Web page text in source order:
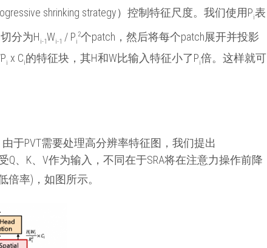
shrinking strategy）控制特征尺度。我们使用Pi表
分为H i-1Wi-1 / Pi
2个patch，然后将每个patch展开并投影
i x Ci的特征块，其H和W比输入特征小了Pi倍。这样就可
于PVT需要处理高分辨率特征图，我们提出
Q、K、V作为输入，不同在于SRA将在注意力操作前降
倍率)，如图所示。